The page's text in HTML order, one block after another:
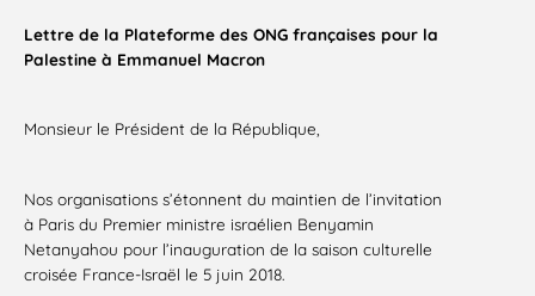
Lettre de la Plateforme des ONG françaises pour la
Palestine à Emmanuel Macron
Monsieur le Président de la République,
Nos organisations s’étonnent du maintien de l’invitation
à Paris du Premier ministre israélien Benyamin
Netanyahou pour l’inauguration de la saison culturelle
croisée France-Israël le 5 juin 2018.